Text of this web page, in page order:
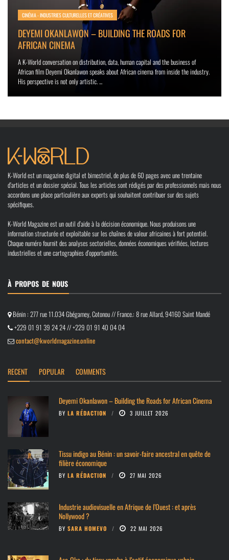
CINÉMA - INDUSTRIES CULTURELLES ET CRÉATIVES
DEYEMI OKANLAWON – BUILDING THE ROADS FOR
AFRICAN CINEMA
A K-World conversation on distribution, data, human capital and the business of
African film Deyemi Okanlawon speaks about African cinema from inside the industry.
His perspective is not only artistic. ...
K-World est un magazine digital et bimestriel, de plus de 60 pages avec une trentaine
d’articles et un dossier spécial. Tous les articles sont rédigés par des professionnels mais nous
accordons une place particulière aux experts qui souhaitent contribuer sur des sujets
spécifiques.
K-World Magazine est un outil d’aide à la décision économique. Nous produisons une
information structurée et exploitable sur les chaînes de valeur africaines à fort potentiel.
Chaque numéro fournit des analyses sectorielles, données économiques vérifiées, lectures
industrielles et une cartographies d’opportunités.
À PROPOS DE NOUS
Bénin : 277 rue 11.034 Gbégamey, Cotonou // France.: 8 rue Allard, 94160 Saint Mandé
+229 01 91 39 24 24 // +229 01 91 40 04 04
contact@kworldmagazine.online
RECENT POPULAR COMMENTS
Deyemi Okanlawon – Building the Roads for African Cinema
BY LA RÉDACTION 3 JUILLET 2026
Tissu indigo au Bénin : un savoir-faire ancestral en quête de
filière économique
BY LA RÉDACTION 27 MAI 2026
Industrie audiovisuelle en Afrique de l’Ouest : et après
Nollywood ?
BY SARA HOMEVO 22 MAI 2026